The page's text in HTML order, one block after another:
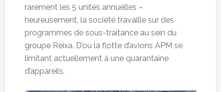
rarement les 5 unités annuelles –
heureusement, la société travaille sur des
programmes de sous-traitance au sein du
groupe Reixa. D’où la flotte d’avions APM se
limitant actuellement à une quarantaine
d’appareils.